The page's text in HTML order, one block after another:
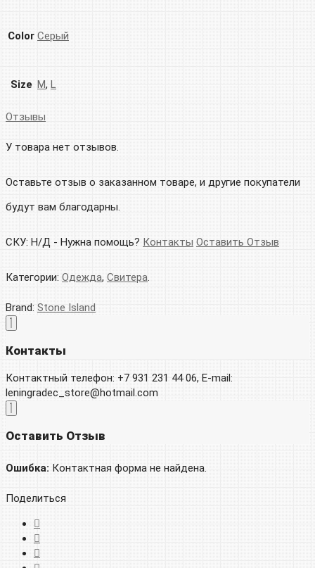
Color Серый
Size M, L
Отзывы
У товара нет отзывов.
Оставьте отзыв о заказанном товаре, и другие покупатели
будут вам благодарны.
СКУ: Н/Д - Нужна помощь? Контакты Оставить Отзыв
Категории: Одежда, Свитера.
Brand: Stone Island
Контакты
Контактный телефон: +7 931 231 44 06, E-mail:
leningradec_store@hotmail.com
Оставить Отзыв
Ошибка: Контактная форма не найдена.
Поделиться